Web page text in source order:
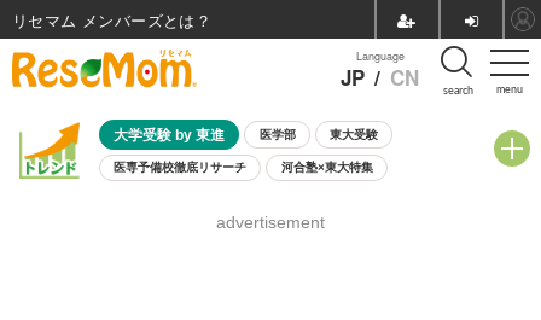
menu
Language
JP / CN search
大学受験 by 東進 医学部 東大受験
医専予備校徹底リサーチ 河合塾×東大特集
8月開催学校説明会・相談会
advertisement
リセマム メンバーズ